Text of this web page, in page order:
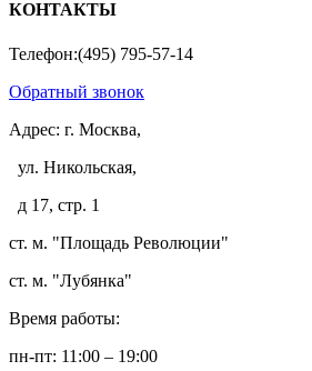
КОНТАКТЫ
Телефон:(495) 795-57-14
Обратный звонок
Адрес: г. Москва,
ул. Никольская,
д 17, стр. 1
ст. м. "Площадь Революции"
ст. м. "Лубянка"
Время работы:
пн-пт: 11:00 – 19:00